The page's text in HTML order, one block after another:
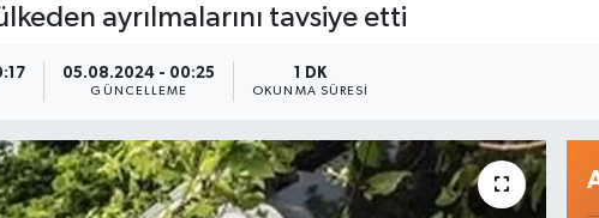
ayrılmalarını tavsiye etti
05.08.2024 - 00:25
GÜNCELLEME
1 DK
OKUNMA SÜRESI